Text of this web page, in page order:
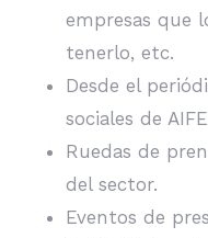
empresas que
tenerlo, etc.
Desde el
sociales de
Ruedas de
del sector.
Eventos de